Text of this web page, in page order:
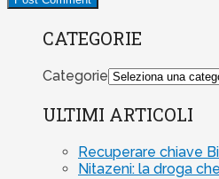
CATEGORIE
Categorie
ULTIMI ARTICOLI
Recuperare chiave
Nitazeni: la droga